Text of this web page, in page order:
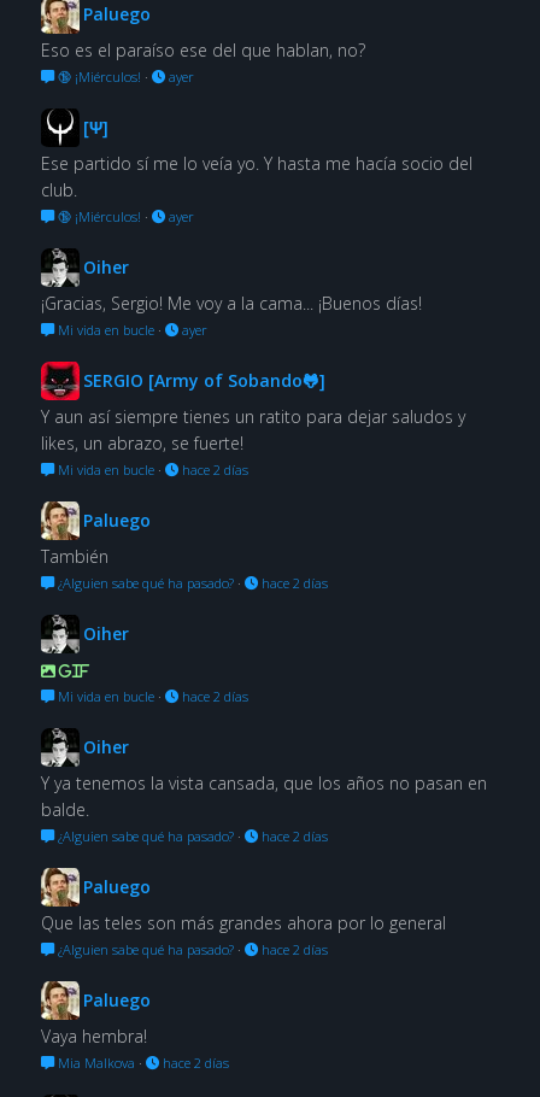
Paluego
Eso es el paraíso ese del que hablan, no?
🔞 ¡Miérculos! · ayer
[Ψ]
Ese partido sí me lo veía yo. Y hasta me hacía socio del
club.
🔞 ¡Miérculos! · ayer
Oiher
¡Gracias, Sergio! Me voy a la cama... ¡Buenos días!
Mi vida en bucle· ayer
SERGIO [Army of Sobando🐸]
Y aun así siempre tienes un ratito para dejar saludos y
likes, un abrazo, se fuerte!
Mi vida en bucle· hace 2 días
Paluego
También
¿Alguien sabe qué ha pasado?· hace 2 días
Oiher
GIF
Mi vida en bucle· hace 2 días
Oiher
Y ya tenemos la vista cansada, que los años no pasan en
balde.
¿Alguien sabe qué ha pasado?· hace 2 días
Paluego
Que las teles son más grandes ahora por lo general
¿Alguien sabe qué ha pasado?· hace 2 días
Paluego
Vaya hembra!
Mia Malkova · hace 2 días